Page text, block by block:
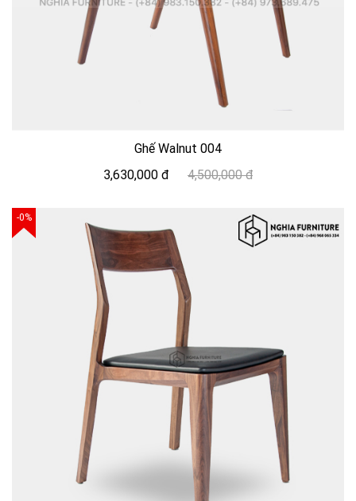
Ghế Walnut 004
3,630,000 đ
4,500,000 đ
-0%